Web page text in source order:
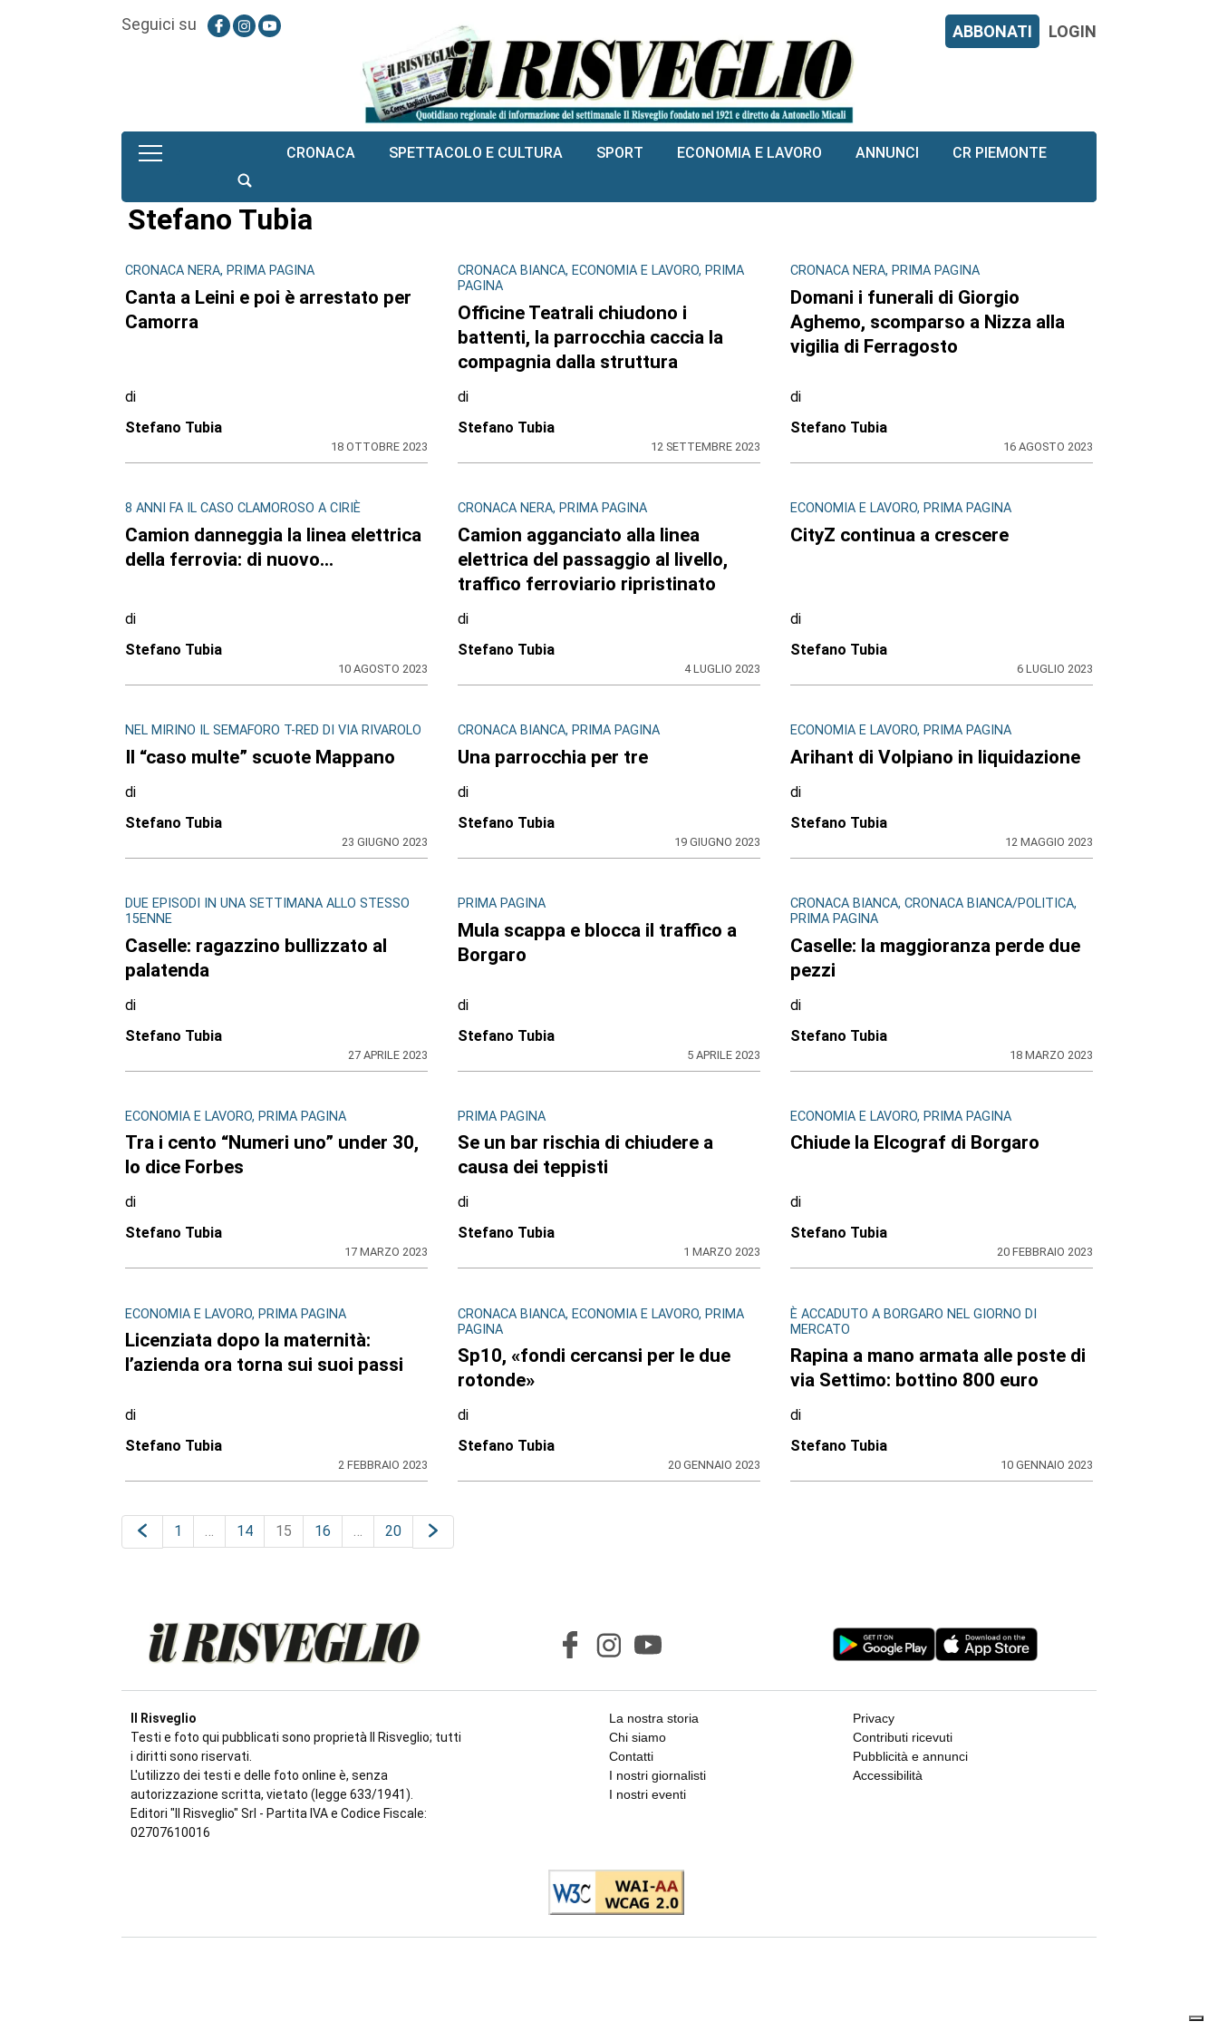
Seguici su ABBONATI LOGIN
CRONACA SPETTACOLO E CULTURA SPORT ECONOMIA E LAVORO ANNUNCI CR PIEMONTE
Stefano Tubia
CRONACA NERA, PRIMA PAGINA
Canta a Leini e poi è arrestato per
Camorra
di
Stefano Tubia
18 OTTOBRE 2023
CRONACA BIANCA, ECONOMIA E LAVORO, PRIMA
PAGINA
Officine Teatrali chiudono i
battenti, la parrocchia caccia la
compagnia dalla struttura
di
Stefano Tubia
12 SETTEMBRE 2023
CRONACA NERA, PRIMA PAGINA
Domani i funerali di Giorgio
Aghemo, scomparso a Nizza alla
vigilia di Ferragosto
di
Stefano Tubia
16 AGOSTO 2023
8 ANNI FA IL CASO CLAMOROSO A CIRIÈ
Camion danneggia la linea elettrica
della ferrovia: di nuovo…
di
Stefano Tubia
10 AGOSTO 2023
CRONACA NERA, PRIMA PAGINA
Camion agganciato alla linea
elettrica del passaggio al livello,
traffico ferroviario ripristinato
di
Stefano Tubia
4 LUGLIO 2023
ECONOMIA E LAVORO, PRIMA PAGINA
CityZ continua a crescere
di
Stefano Tubia
6 LUGLIO 2023
NEL MIRINO IL SEMAFORO T-RED DI VIA RIVAROLO
Il “caso multe” scuote Mappano
di
Stefano Tubia
23 GIUGNO 2023
CRONACA BIANCA, PRIMA PAGINA
Una parrocchia per tre
di
Stefano Tubia
19 GIUGNO 2023
ECONOMIA E LAVORO, PRIMA PAGINA
Arihant di Volpiano in liquidazione
di
Stefano Tubia
12 MAGGIO 2023
DUE EPISODI IN UNA SETTIMANA ALLO STESSO
15ENNE
Caselle: ragazzino bullizzato al
palatenda
di
Stefano Tubia
27 APRILE 2023
PRIMA PAGINA
Mula scappa e blocca il traffico a
Borgaro
di
Stefano Tubia
5 APRILE 2023
CRONACA BIANCA, CRONACA BIANCA/POLITICA,
PRIMA PAGINA
Caselle: la maggioranza perde due
pezzi
di
Stefano Tubia
18 MARZO 2023
ECONOMIA E LAVORO, PRIMA PAGINA
Tra i cento “Numeri uno” under 30,
lo dice Forbes
di
Stefano Tubia
17 MARZO 2023
PRIMA PAGINA
Se un bar rischia di chiudere a
causa dei teppisti
di
Stefano Tubia
1 MARZO 2023
ECONOMIA E LAVORO, PRIMA PAGINA
Chiude la Elcograf di Borgaro
di
Stefano Tubia
20 FEBBRAIO 2023
ECONOMIA E LAVORO, PRIMA PAGINA
Licenziata dopo la maternità:
l’azienda ora torna sui suoi passi
di
Stefano Tubia
2 FEBBRAIO 2023
CRONACA BIANCA, ECONOMIA E LAVORO, PRIMA
PAGINA
Sp10, «fondi cercansi per le due
rotonde»
di
Stefano Tubia
20 GENNAIO 2023
È ACCADUTO A BORGARO NEL GIORNO DI
MERCATO
Rapina a mano armata alle poste di
via Settimo: bottino 800 euro
di
Stefano Tubia
10 GENNAIO 2023
1 … 14 15 16 … 20
Il Risveglio
Testi e foto qui pubblicati sono proprietà Il Risveglio; tutti
i diritti sono riservati.
L'utilizzo dei testi e delle foto online è, senza
autorizzazione scritta, vietato (legge 633/1941).
Editori "Il Risveglio" Srl - Partita IVA e Codice Fiscale:
02707610016
La nostra storia
Chi siamo
Contatti
I nostri giornalisti
I nostri eventi
Privacy
Contributi ricevuti
Pubblicità e annunci
Accessibilità